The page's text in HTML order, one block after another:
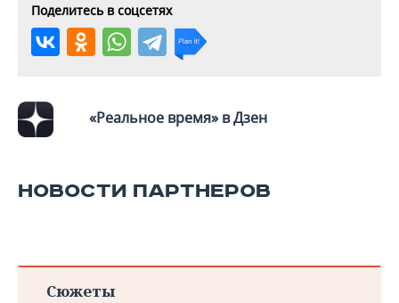
Поделитесь в соцсетях
«Реальное время» в Дзен
НОВОСТИ ПАРТНЕРОВ
Сюжеты